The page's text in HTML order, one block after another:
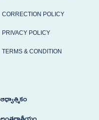
CORRECTION POLICY
PRIVACY POLICY
TERMS & CONDITION
ఆధ్యాత్మికం